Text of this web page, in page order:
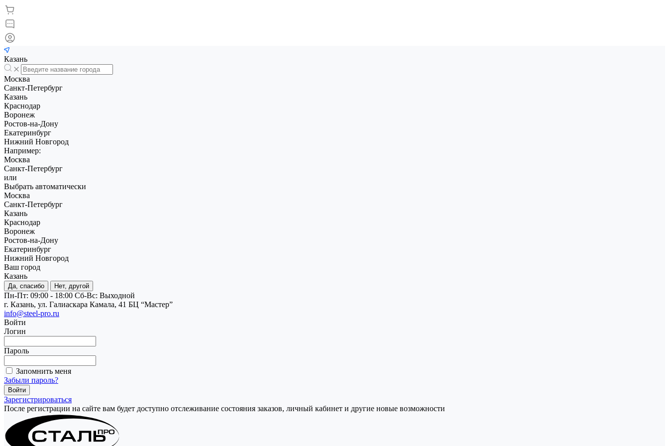
Казань
Москва
Санкт-Петербург
Казань
Краснодар
Воронеж
Ростов-на-Дону
Екатеринбург
Нижний Новгород
Например:
Москва
Санкт-Петербург
или
Выбрать автоматически
Москва
Санкт-Петербург
Казань
Краснодар
Воронеж
Ростов-на-Дону
Екатеринбург
Нижний Новгород
Ваш город
Казань
Да, спасибо Нет, другой
Пн-Пт: 09:00 - 18:00 Cб-Вс: Выходной
г. Казань, ул. Галиаскара Камала, 41 БЦ “Мастер”
info@steel-pro.ru
Войти
Логин
Пароль
Запомнить меня
Забыли пароль?
Зарегистрироваться
После регистрации на сайте вам будет доступно отслеживание состояния заказов, личный кабинет и другие новые возможности